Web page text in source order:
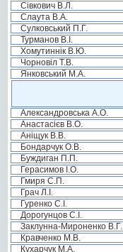
Сівкович В.Л.
Слаута В.А.
Сулковський П.Г.
Турманов В.І.
Хомутиннік В.Ю.
Чорновіл Т.В.
Янковський М.А.
Александровська А.О.
Анастасієв В.О.
Аніщук В.В.
Бондарчук О.В.
Буждиган П.П.
Герасимов І.О.
Гмиря С.П.
Грач Л.І.
Гуренко С.І.
Дорогунцов С.І.
Заклунна-Мироненко В.Г.
Кравченко М.В.
Кухарчук М.А.